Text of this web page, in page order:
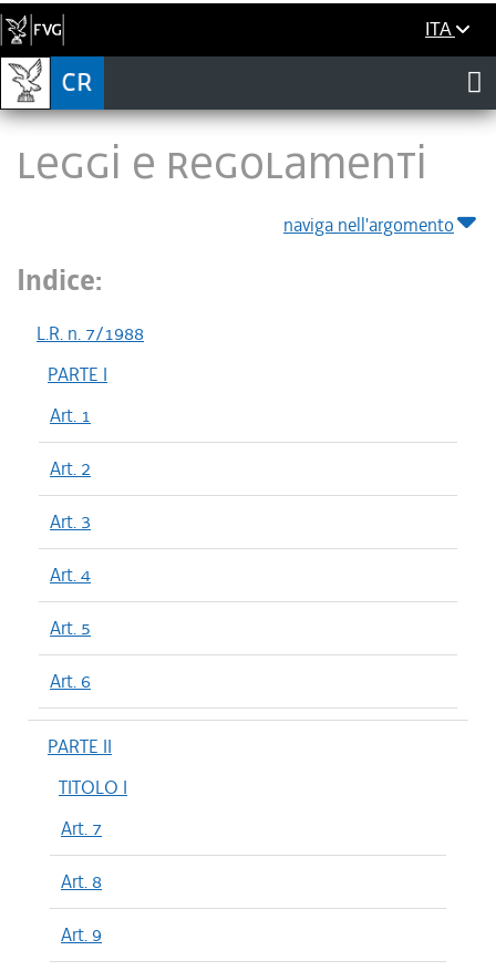
ITA
LEGGI E REGOLAMENTI
naviga nell'argomento
Indice:
L.R. n. 7/1988
PARTE I
Art. 1
Art. 2
Art. 3
Art. 4
Art. 5
Art. 6
PARTE II
TITOLO I
Art. 7
Art. 8
Art. 9